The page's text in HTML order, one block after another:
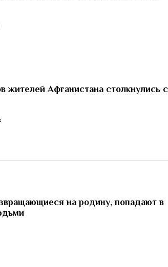
жителей Афганистана столкнулись с
на родину, попадают в